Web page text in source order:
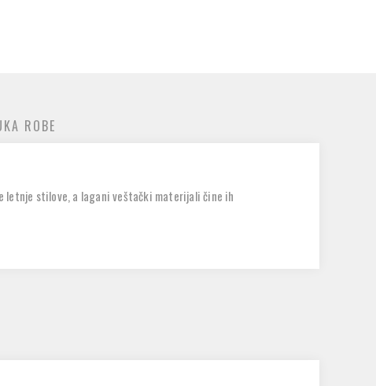
ROBE
letnje stilove, a lagani veštački materijali čine ih